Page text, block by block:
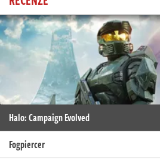
Halo: Campaign Evolved
Fogpiercer